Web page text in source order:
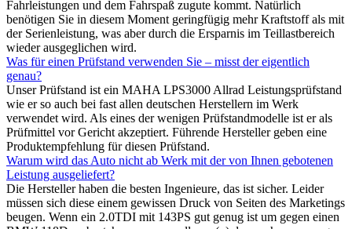
Fahrleistungen und dem Fahrspaß zugute kommt. Natürlich
benötigen Sie in diesem Moment geringfügig mehr Kraftstoff als mit
der Serienleistung, was aber durch die Ersparnis im Teillastbereich
wieder ausgeglichen wird.
Was für einen Prüfstand verwenden Sie – misst der eigentlich
genau?
Unser Prüfstand ist ein MAHA LPS3000 Allrad Leistungsprüfstand
wie er so auch bei fast allen deutschen Herstellern im Werk
verwendet wird. Als eines der wenigen Prüfstandmodelle ist er als
Prüfmittel vor Gericht akzeptiert. Führende Hersteller geben eine
Produktempfehlung für diesen Prüfstand.
Warum wird das Auto nicht ab Werk mit der von Ihnen gebotenen
Leistung ausgeliefert?
Die Hersteller haben die besten Ingenieure, das ist sicher. Leider
müssen sich diese einem gewissen Druck von Seiten des Marketings
beugen. Wenn ein 2.0TDI mit 143PS gut genug ist um gegen einen